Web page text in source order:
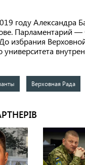
году Александра
Парламентарий —
избрания
университета
Верховная Рада